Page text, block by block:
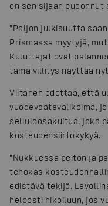
on sen sijaan pudonnut
”Paljon julkisuutta
Prismassa myytyjä,
Kuluttajat ovat
tämä villitys näyttää nyt
Viitanen odottaa, että
vuodevaatevalikoima,
selluloosakuitua, joka
kosteudensiirtokykyä.
”Nukkuessa peiton ja
tehokas
edistävä tekijä.
helposti hikoiluun, jos